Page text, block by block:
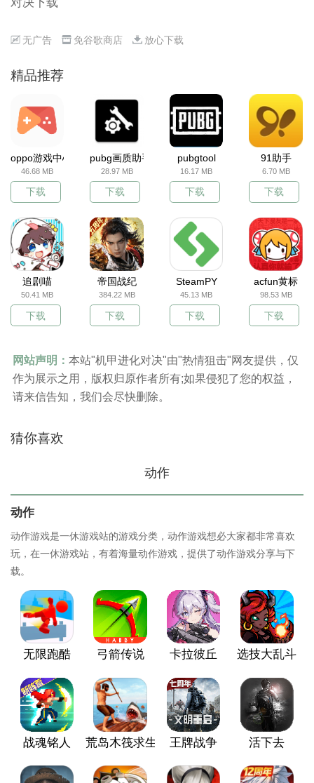
对决下载
无广告 免谷歌商店 放心下载
精品推荐
oppo游戏中心
46.68 MB
下载
pubg画质助手
28.97 MB
下载
pubgtool
16.17 MB
下载
91助手
6.70 MB
下载
追剧喵
50.41 MB
下载
帝国战纪
384.22 MB
下载
SteamPY
45.13 MB
下载
acfun黄标
98.53 MB
下载
网站声明： 本站"机甲进化对决"由"热情狙击"网友提供，仅
作为展示之用，版权归原作者所有;如果侵犯了您的权益，
请来信告知，我们会尽快删除。
猜你喜欢
动作
动作
动作游戏是一休游戏站的游戏分类，动作游戏想必大家都非常喜欢
玩，在一休游戏站，有着海量动作游戏，提供了动作游戏分享与下
载。
无限跑酷 弓箭传说 卡拉彼丘 选技大乱斗
战魂铭人 荒岛木筏求生 王牌战争 活下去